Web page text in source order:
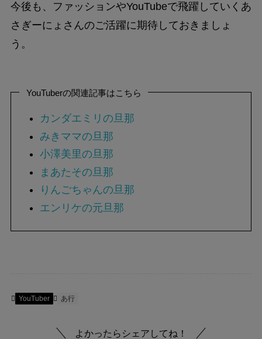
今後も、ファッションやYouTubeで飛躍していくあ
さぎーにょさんのご活躍に期待しておきましょ
う。
YouTuberの関連記事はこちら
カンダエミリの旦那
みきママの旦那
小澤美里の旦那
まあたその旦那
りんごちゃんの旦那
エンリケの元旦那
YouTuber あ行
よかったらシェアしてね！